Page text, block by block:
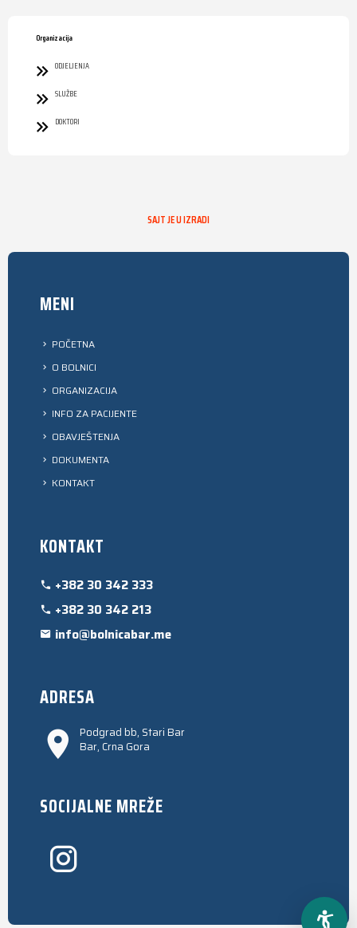
Organizacija
ODJELJENJA
SLUŽBE
DOKTORI
SAJT JE U IZRADI
MENI
POČETNA
O BOLNICI
ORGANIZACIJA
INFO ZA PACIJENTE
OBAVJEŠTENJA
DOKUMENTA
KONTAKT
KONTAKT
+382 30 342 333
+382 30 342 213
info@bolnicabar.me
ADRESA
Podgrad bb, Stari Bar
Bar, Crna Gora
SOCIJALNE MREŽE